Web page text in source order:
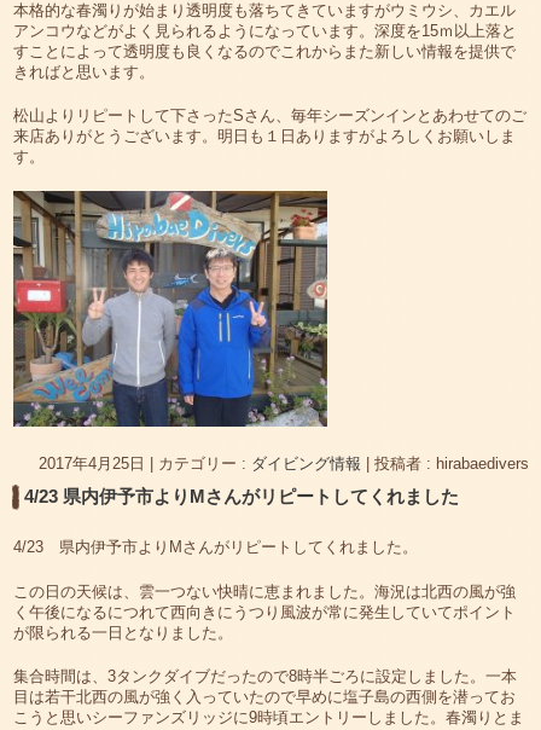
本格的な春濁りが始まり透明度も落ちてきていますがウミウシ、カエル
アンコウなどがよく見られるようになっています。深度を15ｍ以上落と
すことによって透明度も良くなるのでこれからまた新しい情報を提供で
きればと思います。
松山よりリピートして下さったSさん、毎年シーズンインとあわせてのご
来店ありがとうございます。明日も１日ありますがよろしくお願いしま
す。
2017年4月25日 | カテゴリー : ダイビング情報 | 投稿者 : hirabaedivers
4/23 県内伊予市よりMさんがリピートしてくれました
4/23 県内伊予市よりMさんがリピートしてくれました。
この日の天候は、雲一つない快晴に恵まれました。海況は北西の風が強
く午後になるにつれて西向きにうつり風波が常に発生していてポイント
が限られる一日となりました。
集合時間は、3タンクダイブだったので8時半ごろに設定しました。一本
目は若干北西の風が強く入っていたので早めに塩子島の西側を潜ってお
こうと思いシーファンズリッジに9時頃エントリーしました。春濁りとま